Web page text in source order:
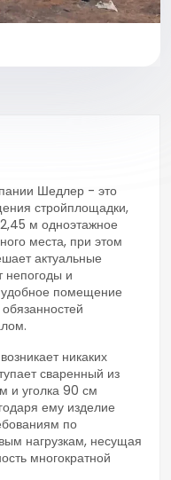
Шедлер - это
стройплощадки,
м одноэтажное
места, при этом
актуальные
непогоды и
помещение
никаких
сваренный из
и уголка 90 см
ему изделие
по
нагрузкам, несущая
многократной